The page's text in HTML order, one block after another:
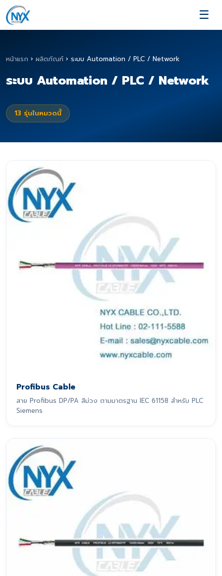
☰
หน้าแรก › ผลิตภัณฑ์ › ระบบ Automation / PLC / Network
ระบบ Automation / PLC / Network
13 รุ่นในหมวดนี้
Profibus Cable
สาย Profibus DP/PA สีม่วง ตามมาตรฐาน IEC 61158 สำหรับ PLC
Siemens